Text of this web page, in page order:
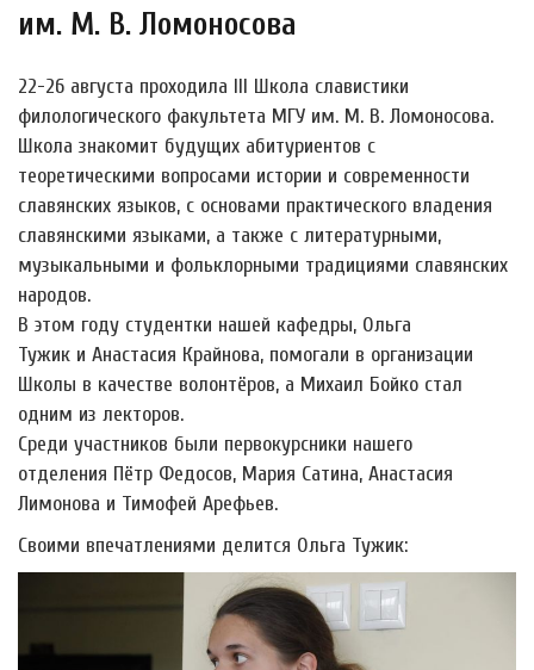
им. М. В. Ломоносова
22-26 августа проходила III Школа славистики
филологического факультета МГУ им. М. В. Ломоносова.
Школа знакомит будущих абитуриентов с
теоретическими вопросами истории и современности
славянских языков, с основами практического владения
славянскими языками, а также с литературными,
музыкальными и фольклорными традициями славянских
народов.
В этом году студентки нашей кафедры, Ольга
Тужик и Анастасия Крайнова, помогали в организации
Школы в качестве волонтёров, а Михаил Бойко стал
одним из лекторов.
Среди участников были первокурсники нашего
отделения Пётр Федосов, Мария Сатина, Анастасия
Лимонова и Тимофей Арефьев.
Своими впечатлениями делится Ольга Тужик: